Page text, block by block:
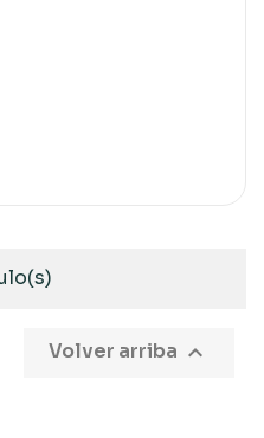
Volver arriba 